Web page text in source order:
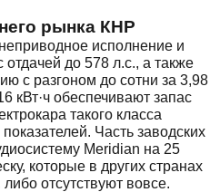
рынка КНР
исполнение и
до 578 л.с., а также
с разгоном до сотни за 3,98
кВт·ч обеспечивают запас
такого класса
Часть заводских
Meridian на 25
которые в других странах
отсутствуют вовсе.